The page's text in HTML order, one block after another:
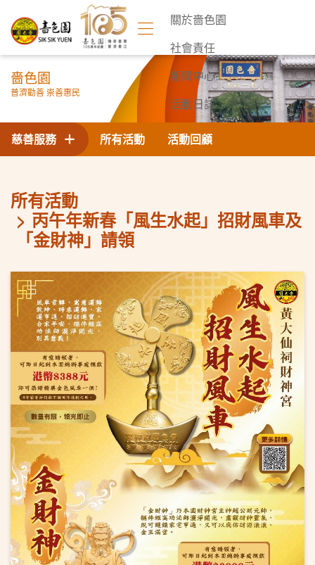
關於嗇色園
社會責任
新聞中心
活動日誌
聯絡我們
嗇色園
普濟勸善 崇善惠民
所有活動 活動回顧
慈善服務
所有活動
丙午年新春「風生水起」招財風車及
「金財神」請領